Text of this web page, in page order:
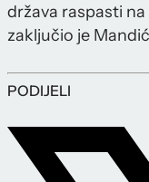
država raspasti
zaključio je
PODIJELI